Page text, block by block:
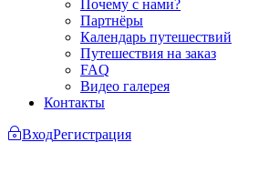
Почему с нами?
Партнёры
Календарь путешествий
Путешествия на заказ
FAQ
Видео галерея
Контакты
ВходРегистрация